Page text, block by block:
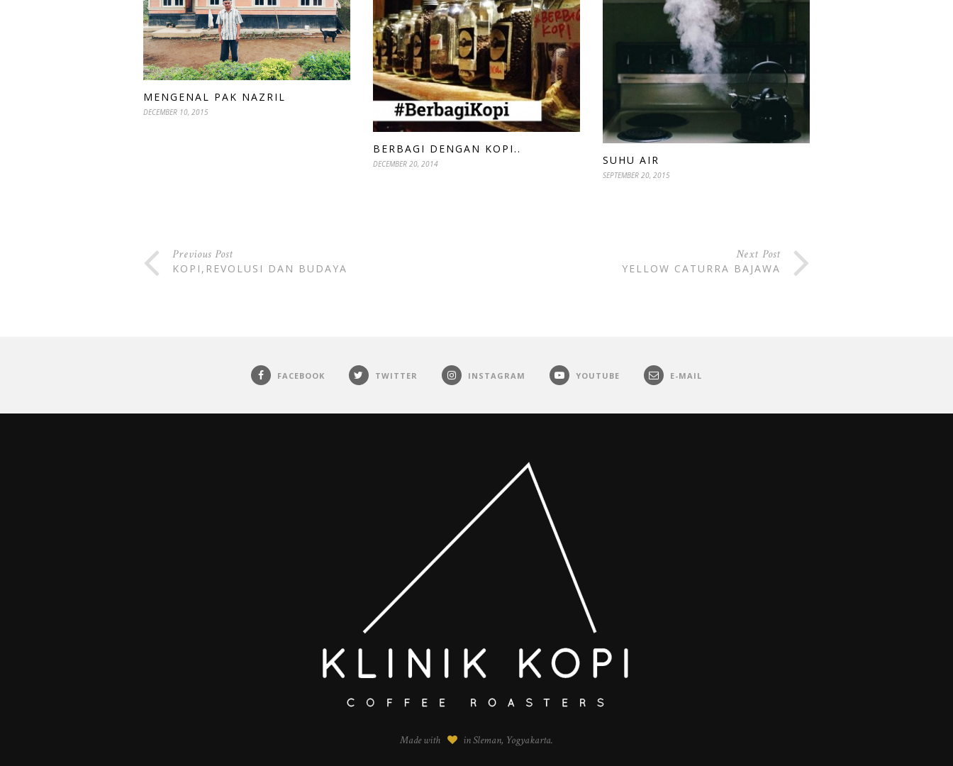
MENGENAL PAK NAZRIL
DECEMBER 10, 2015
BERBAGI DENGAN KOPI..
DECEMBER 20, 2014 SUHU AIR
SEPTEMBER 20, 2015
Previous Post
KOPI,REVOLUSI DAN BUDAYA
Next Post
YELLOW CATURRA BAJAWA
FACEBOOK TWITTER INSTAGRAM YOUTUBE E-MAIL
Made with in Sleman, Yogyakarta.